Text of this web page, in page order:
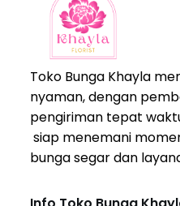
Toko Bunga Khayla
nyaman, dengan
pengiriman tepat
siap menemani
bunga segar dan